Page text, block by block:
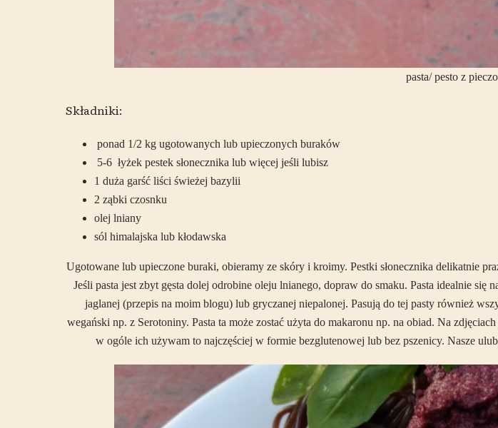
pasta/ pesto z
Składniki:
ponad 1/2 kg ugotowanych lub upieczonych buraków
5-6 łyżek pestek słonecznika lub więcej jeśli lubisz
1 duża garść liści świeżej bazylii
2 ząbki czosnku
olej lniany
sól himalajska lub kłodawska
Ugotowane lub upieczone buraki, obieramy ze skóry i kroimy. Pestki słonecznika delikatnie
Jeśli pasta jest zbyt gęsta dolej odrobine oleju lnianego, dopraw do smaku. Pasta idealnie
jaglanej (przepis na moim blogu) lub gryczanej niepalonej. Pasują do tej pasty również
wegański np. z Serotoniny. Pasta ta może zostać użyta do makaronu np. na obiad. Na
w ogóle ich używam to najczęściej w formie bezglutenowej lub bez pszenicy. Nasze